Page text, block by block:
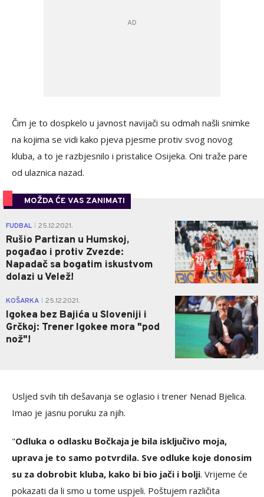
Čim je to dospkelo u javnost navijači su odmah našli snimke
na kojima se vidi kako pjeva pjesme protiv svog novog
kluba, a to je razbjesnilo i pristalice Osijeka. Oni traže pare
od ulaznica nazad.
MOŽDA ĆE VAS ZANIMATI
FUDBAL 25.12.2021.
Rušio Partizan u Humskoj,
pogađao i protiv Zvezde:
Napadač sa bogatim iskustvom
dolazi u Velež!
0
KOŠARKA 25.12.2021.
Igokea bez Bajića u Sloveniji i
Grčkoj: Trener Igokee mora "pod
nož"!
0
Usljed svih tih dešavanja se oglasio i trener Nenad Bjelica.
Imao je jasnu poruku za njih.
"Odluka o odlasku Bočkaja je bila isključivo moja,
uprava je to samo potvrdila. Sve odluke koje donosim
su za dobrobit kluba, kako bi bio jači i bolji. Vrijeme će
pokazati da li smo u tome uspjeli. Poštujem različita